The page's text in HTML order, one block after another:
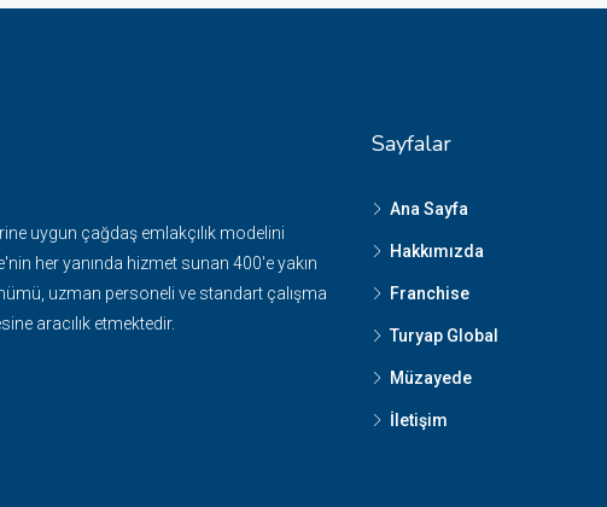
uygun çağdaş emlakçılık modelini
her yanında hizmet sunan 400'e yakın
uzman personeli ve standart çalışma
aracılık etmektedir.
Sayfalar
Ana Sayfa
Hakkımızda
Franchise
Turyap Global
Müzayede
İletişim